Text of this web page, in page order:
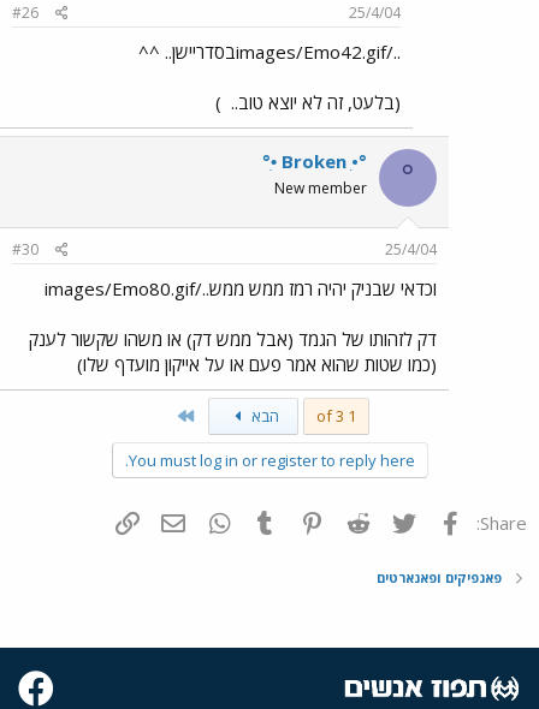
25/4/04
#26
../images/Emo42.gifבסדריישן.. ^^
(בלעט, זה לא יוצא טוב.. )
° °•ִ Broken ִ•°
New member
25/4/04
#30
וכדאי שבניק יהיה רמז ממש ממש../images/Emo80.gif
דק לזהותו של הגמד (אבל ממש דק) או משהו שקשור לענק
(כמו שטות שהוא אמר פעם או על אייקון מועדף שלו)
1 of 3 הבא
You must log in or register to reply here.
Share: פייסבוק Twitter
Reddit
Pinterest
Tumblr
WhatsAppדואר אלקטרוני
פאנפיקים ופאנארטים